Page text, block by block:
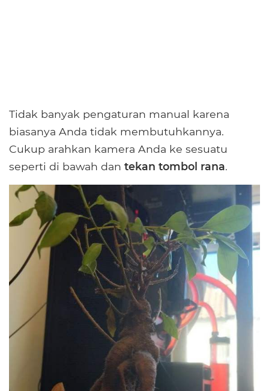
Tidak banyak pengaturan manual karena
biasanya Anda tidak membutuhkannya.
Cukup arahkan kamera Anda ke sesuatu
seperti di bawah dan tekan tombol rana.